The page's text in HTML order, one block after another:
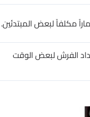
الفرش لبعض الوقت